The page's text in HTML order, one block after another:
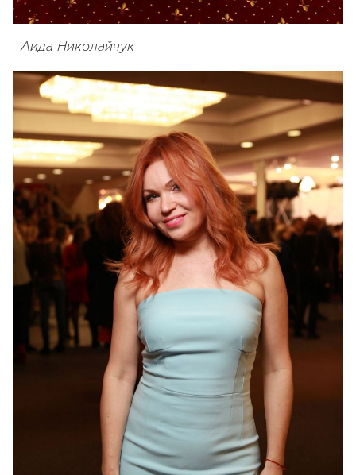
Аида Николайчук